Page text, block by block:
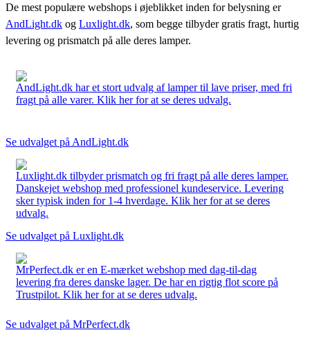
De mest populære webshops i øjeblikket inden for belysning er
AndLight.dk og Luxlight.dk, som begge tilbyder gratis fragt, hurtig
levering og prismatch på alle deres lamper.
AndLight.dk har et stort udvalg af lamper til lave priser, med fri
fragt på alle varer. Klik her for at se deres udvalg.
Se udvalget på AndLight.dk
Luxlight.dk tilbyder prismatch og fri fragt på alle deres lamper.
Danskejet webshop med professionel kundeservice. Levering
sker typisk inden for 1-4 hverdage. Klik her for at se deres
udvalg.
Se udvalget på Luxlight.dk
MrPerfect.dk er en E-mærket webshop med dag-til-dag
levering fra deres danske lager. De har en rigtig flot score på
Trustpilot. Klik her for at se deres udvalg.
Se udvalget på MrPerfect.dk